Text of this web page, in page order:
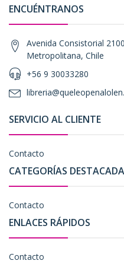
ENCUÉNTRANOS
Avenida Consistorial
Metropolitana, Chile
+56 9 30033280
SERVICIO AL CLIENTE
Contacto
CATEGORÍAS
Contacto
ENLACES RÁPIDOS
Contacto